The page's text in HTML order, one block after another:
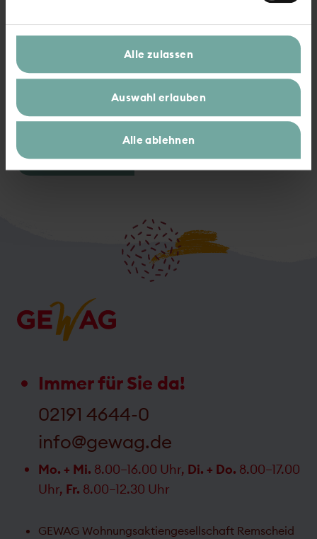
Alle zulassen
Auswahl erlauben
Alle ablehnen
Die GEWAG wünscht erholsame Ostertage
Schlüsselübergabe an der Hochstraße: AOK
bezieht die neuen Räumlichkeiten
Zur Übersicht
Immer für Sie da!
02191 4644-0
info@gewag.de
Mo. + Mi. 8.00–16.00 Uhr, Di. + Do. 8.00–17.00
Uhr, Fr. 8.00–12.30 Uhr
GEWAG Wohnungsaktiengesellschaft Remscheid